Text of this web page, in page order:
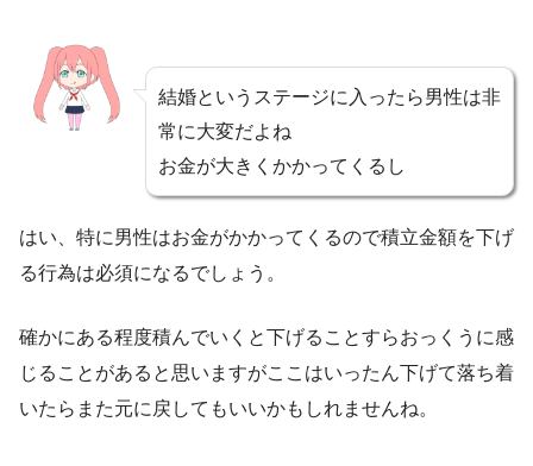
結婚というステージに入ったら男性は非
常に大変だよね
お金が大きくかかってくるし
はい、特に男性はお金がかかってくるので積立金額を下げ
る行為は必須になるでしょう。
確かにある程度積んでいくと下げることすらおっくうに感
じることがあると思いますがここはいったん下げて落ち着
いたらまた元に戻してもいいかもしれませんね。